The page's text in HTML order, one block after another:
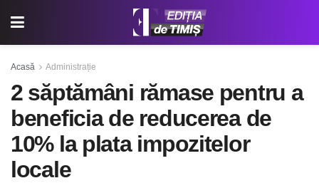
Acasă Administrație
2 săptămâni rămase pentru a
beneficia de reducerea de
10% la plata impozitelor
locale